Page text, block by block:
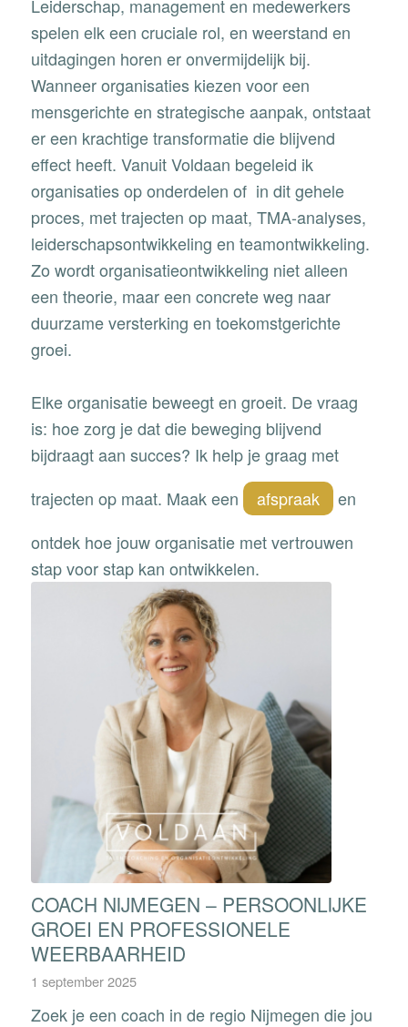
Leiderschap, management en medewerkers
spelen elk een cruciale rol, en weerstand en
uitdagingen horen er onvermijdelijk bij.
Wanneer organisaties kiezen voor een
mensgerichte en strategische aanpak, ontstaat
er een krachtige transformatie die blijvend
effect heeft. Vanuit Voldaan begeleid ik
organisaties op onderdelen of in dit gehele
proces, met trajecten op maat, TMA-analyses,
leiderschapsontwikkeling en teamontwikkeling.
Zo wordt organisatieontwikkeling niet alleen
een theorie, maar een concrete weg naar
duurzame versterking en toekomstgerichte
groei.
Elke organisatie beweegt en groeit. De vraag
is: hoe zorg je dat die beweging blijvend
bijdraagt aan succes? Ik help je graag met
trajecten op maat. Maak een
afspraak en
ontdek hoe jouw organisatie met vertrouwen
stap voor stap kan ontwikkelen.
COACH NIJMEGEN – PERSOONLIJKE
GROEI EN PROFESSIONELE
WEERBAARHEID
1 september 2025
Zoek je een coach in de regio Nijmegen die jou